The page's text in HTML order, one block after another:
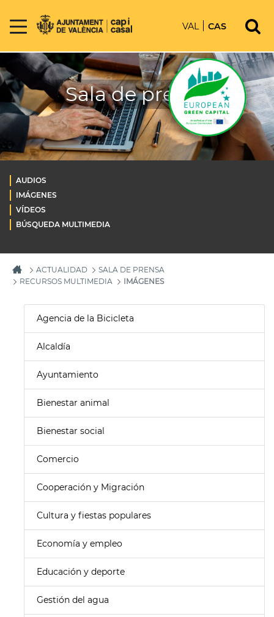
VAL CAS
Sala de prensa
AUDIOS
IMÁGENES
VÍDEOS
BÚSQUEDA MULTIMEDIA
ACTUALIDAD
SALA DE PRENSA
RECURSOS MULTIMEDIA
IMÁGENES
Agencia de la Bicicleta
Alcaldía
Ayuntamiento
Bienestar animal
Bienestar social
Comercio
Cooperación y Migración
Cultura y fiestas populares
Economía y empleo
Educación y deporte
Gestión del agua